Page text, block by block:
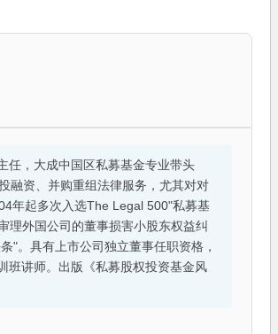
任，大成中国区私募基金专业带头
融资、并购重组法律服务，尤其对对
年起多次入选The Legal 500"私募基
理外国公司的董事损害小股东权益纠
"。具有上市公司独立董事任职资格，
班讲师。出版《私募股权投资基金风